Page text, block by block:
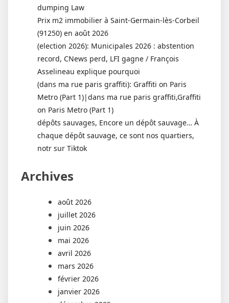
dumping Law
Prix m2 immobilier à Saint-Germain-lès-Corbeil
(91250) en août 2026
(election 2026): Municipales 2026 : abstention
record, CNews perd, LFI gagne / François
Asselineau explique pourquoi
(dans ma rue paris graffiti): Graffiti on Paris
Metro (Part 1)|dans ma rue paris graffiti,Graffiti
on Paris Metro (Part 1)
dépôts sauvages, Encore un dépôt sauvage… À
chaque dépôt sauvage, ce sont nos quartiers,
notr sur Tiktok
Archives
août 2026
juillet 2026
juin 2026
mai 2026
avril 2026
mars 2026
février 2026
janvier 2026